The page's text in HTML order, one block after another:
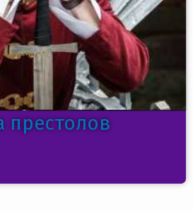
престолов